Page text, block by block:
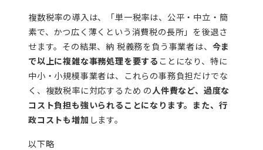
複数税率の導入は、「単一税率は、公平・中立・簡
素で、かつ広く薄くという消費税の長所」を後退さ
せます。その結果、納 税義務を負う事業者は、 今ま
で以上に複雑な事務処理を要する ことになり、特に
中小・小規模事業者は、これらの事務負担だけでな
く、複数税率に対応するため の人件費など、過度な
コスト負担も強いられることになります。また、行
政コストも増加 します。
以下略